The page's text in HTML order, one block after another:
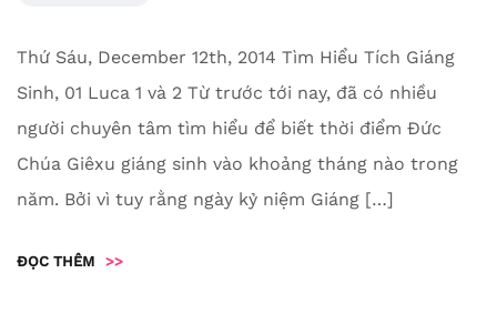
Thứ Sáu, December 12th, 2014 Tìm Hiểu Tích Giáng
Sinh, 01 Luca 1 và 2 Từ trước tới nay, đã có nhiều
người chuyên tâm tìm hiểu để biết thời điểm Đức
Chúa Giêxu giáng sinh vào khoảng tháng nào trong
năm. Bởi vì tuy rằng ngày kỷ niệm Giáng […]
ĐỌC THÊM >>